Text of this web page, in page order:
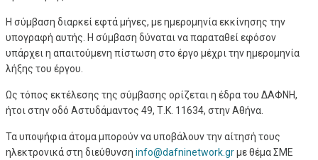
Η σύμβαση διαρκεί εφτά μήνες, με ημερομηνία εκκίνησης την
υπογραφή αυτής. Η σύμβαση δύναται να παραταθεί εφόσον
υπάρχει η απαιτούμενη πίστωση στο έργο μέχρι την ημερομηνία
λήξης του έργου.
Ως τόπος εκτέλεσης της σύμβασης ορίζεται η έδρα του ΔΑΦΝΗ,
ήτοι στην οδό Αστυδάμαντος 49, Τ.Κ. 11634, στην Αθήνα.
Τα υποψήφια άτομα μπορούν να υποβάλουν την αίτησή τους
ηλεκτρονικά στη διεύθυνση info@dafninetwork.grμε θέμα ΣΜΕ